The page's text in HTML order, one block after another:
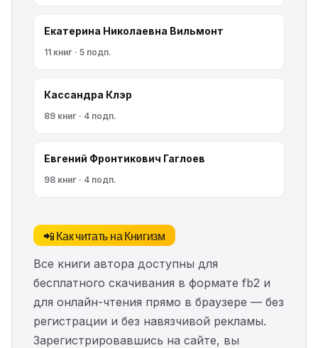
Екатерина Николаевна Вильмонт
11 книг · 5 подп.
Кассандра Клэр
89 книг · 4 подп.
Евгений Фронтикович Гаглоев
98 книг · 4 подп.
📲 Как читать на Книгизм
Все книги автора доступны для
бесплатного скачивания в формате fb2 и
для онлайн-чтения прямо в браузере — без
регистрации и без навязчивой рекламы.
Зарегистрировавшись на сайте, вы